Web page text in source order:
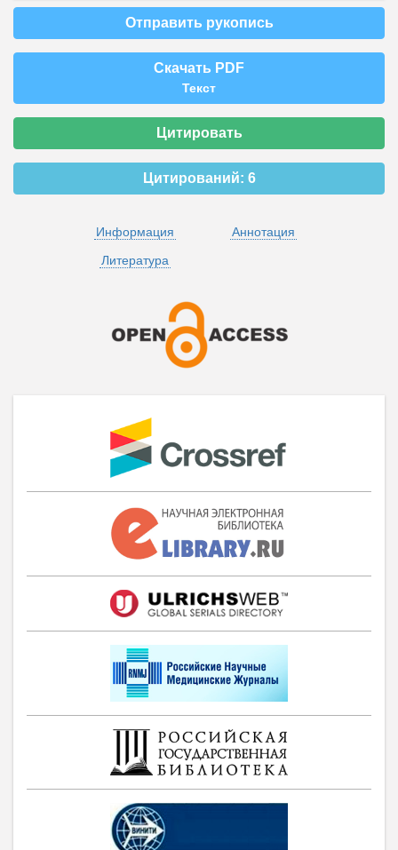
Отправить рукопись
Скачать PDF
Текст
Цитировать
Цитирований: 6
Информация
Аннотация
Литература